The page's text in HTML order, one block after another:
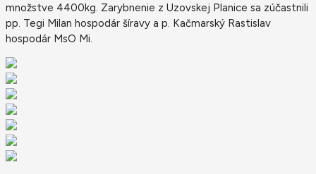
množstve 4400kg. Zarybnenie z Uzovskej Planice sa zúčastnili
pp. Tegi Milan hospodár šíravy a p. Kačmarský Rastislav
hospodár MsO Mi.